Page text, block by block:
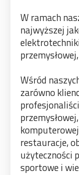
W ramach
najwyższej
Wśród
zarówno
restauracje,
użyteczności
sportowe i